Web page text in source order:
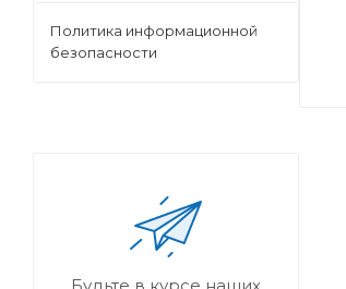
Политика информационной
безопасности